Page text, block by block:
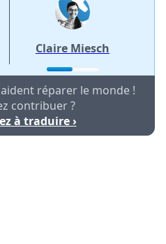
Claire Miesch
réparer le monde !
contribuer ?
à traduire ›